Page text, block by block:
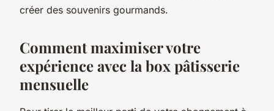
créer des souvenirs gourmands.
Comment maximiser votre
expérience avec la box pâtisserie
mensuelle